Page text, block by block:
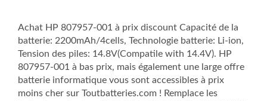
Achat HP 807957-001 à prix discount Capacité de la
batterie: 2200mAh/4cells, Technologie batterie: Li-ion,
Tension des piles: 14.8V(Compatile with 14.4V). HP
807957-001 à bas prix, mais également une large offre
batterie informatique vous sont accessibles à prix
moins cher sur Toutbatteries.com ! Remplace les